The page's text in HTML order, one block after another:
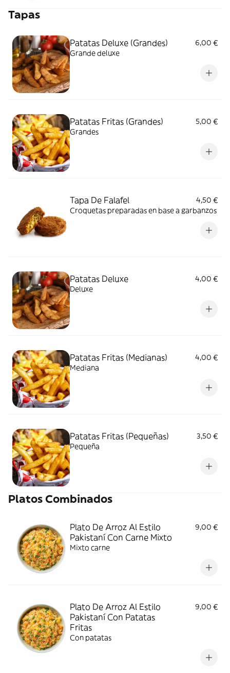
Tapas
Patatas Deluxe (Grandes)
6,00 €
Grande deluxe
Patatas Fritas (Grandes)
5,00 €
Grandes
Tapa De Falafel
4,50 €
Croquetas preparadas en base a garbanzos
Patatas Deluxe
4,00 €
Deluxe
Patatas Fritas (Medianas)
4,00 €
Mediana
Patatas Fritas (Pequeñas)
3,50 €
Pequeña
Platos Combinados
Plato De Arroz Al Estilo
Pakistaní Con Carne Mixto
9,00 €
Mixto carne
Plato De Arroz Al Estilo
Pakistaní Con Patatas
Fritas
9,00 €
Con patatas